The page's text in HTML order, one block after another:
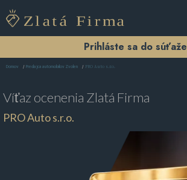
Prihláste sa do súťaže
Domov Predajca automobilov Zvolen PRO Auto s.r.o.
Víťaz ocenenia Zlatá Firma
PRO Auto s.r.o.